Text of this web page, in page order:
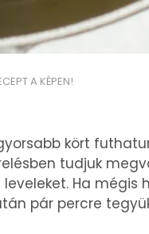
A KÉPEN!
kört
tudjuk
Ha mégis
pár percre